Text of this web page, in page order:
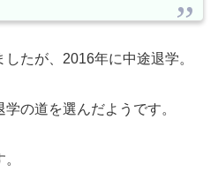
たが、2016年に中途退学。
の道を選んだようです。